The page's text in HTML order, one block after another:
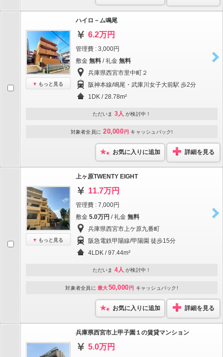
もっと見る
ハイロ－ム鳴尾
6.2万円
管理費 : 3,000円
敷金 無料 / 礼金 無料
兵庫県西宮市里中町２
阪神本線/鳴尾・武庫川女子大前駅 歩2分
1DK / 28.78m²
ただいま 3人 が検討中！
対象者全員に 20,000 円 キャッシュバック!
お気に入りに追加 詳細を見る
もっと見る
上ヶ原TWENTY EIGHT
11.7万円
管理費 : 7,000円
敷金 5.0万円 / 礼金 無料
兵庫県西宮市上ケ原九番町
阪急電鉄甲陽線/甲陽園 徒歩15分
4LDK / 97.44m²
ただいま 4人 が検討中！
対象者全員に 最大50,000 円 キャッシュバック!
お気に入りに追加 詳細を見る
兵庫県西宮市上甲子園１の賃貸マンション
5.0万円